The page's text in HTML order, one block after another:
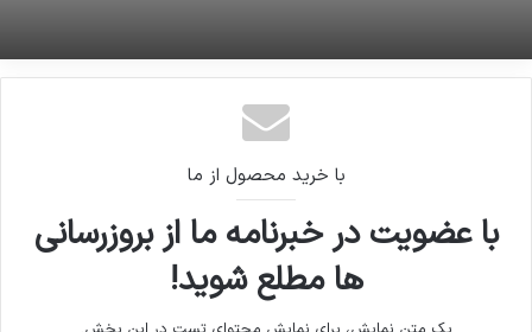
با خرید محصول از ما
با عضویت در خبرنامه ما از بروزرسانی
ها مطلع شوید!